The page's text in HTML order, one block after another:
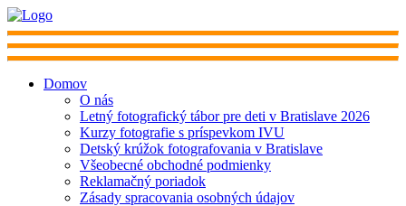
Domov
O nás
Letný fotografický tábor pre deti v Bratislave 2026
Kurzy fotografie s príspevkom IVU
Detský krúžok fotografovania v Bratislave
Všeobecné obchodné podmienky
Reklamačný poriadok
Zásady spracovania osobných údajov